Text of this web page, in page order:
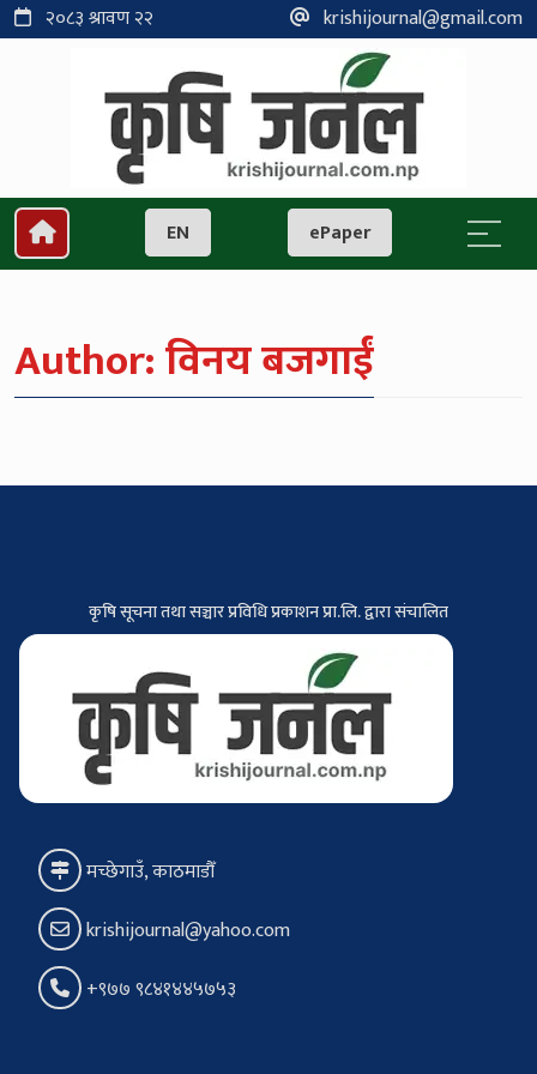
२०८३ श्रावण २२ krishijournal@gmail.com
EN ePaper
Author:विनय बजगाईं
कृषि सूचना तथा सञ्चार प्रविधि प्रकाशन प्रा.लि. द्वारा संचालित
मच्छेगाउँ, काठमाडौँ
krishijournal@yahoo.com
+९७७ ९८४१४४५७५३